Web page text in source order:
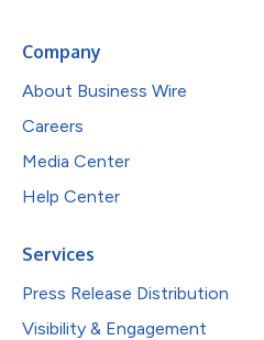
Company
About Business Wire
Careers
Media Center
Help Center
Services
Press Release Distribution
Visibility & Engagement